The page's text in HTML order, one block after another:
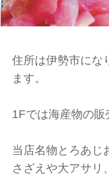
住所は伊勢市にな
ます。
1Fでは海産物の販
当店名物とろあじ
さざえや大アサリ